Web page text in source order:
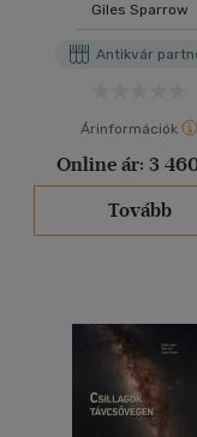
Giles Sparrow
Antikvár
Árinformációk
Online ár: 3
Tovább